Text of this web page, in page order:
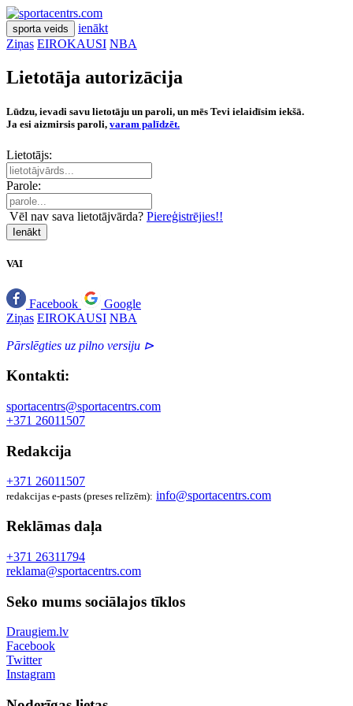
sporta veids
ienākt
Ziņas EIROKAUSI NBA
Lietotāja autorizācija
Lūdzu, ievadi savu lietotāju un paroli, un mēs Tevi ielaidīsim iekšā.
Ja esi aizmirsis paroli, varam palīdzēt.
Lietotājs:
Parole:
Vēl nav sava lietotājvārda? Piereģistrējies!!
Ienākt
VAI
Facebook
Google
Ziņas EIROKAUSI NBA
Pārslēgties uz pilno versiju ⊳
Kontakti:
sportacentrs@sportacentrs.com
+371 26011507
Redakcija
+371 26011507
redakcijas e-pasts (preses relīzēm): info@sportacentrs.com
Reklāmas daļa
+371 26311794
reklama@sportacentrs.com
Seko mums sociālajos tīklos
Draugiem.lv
Facebook
Twitter
Instagram